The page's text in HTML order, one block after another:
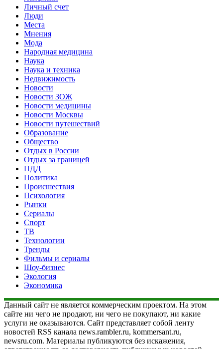
Личный счет
Люди
Места
Мнения
Мода
Народная медицина
Наука
Наука и техника
Недвижимость
Новости
Новости ЗОЖ
Новости медицины
Новости Москвы
Новости путешествий
Образование
Общество
Отдых в России
Отдых за границей
ПДД
Политика
Происшествия
Психология
Рынки
Сериалы
Спорт
ТВ
Технологии
Тренды
Фильмы и сериалы
Шоу-бизнес
Экология
Экономика
Данный сайт не является коммерческим проектом. На этом
сайте ни чего не продают, ни чего не покупают, ни какие
услуги не оказываются. Сайт представляет собой ленту
новостей RSS канала news.rambler.ru, kommersant.ru,
newsru.com. Материалы публикуются без искажения,